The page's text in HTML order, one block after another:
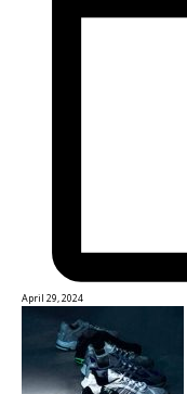
April 29, 2024